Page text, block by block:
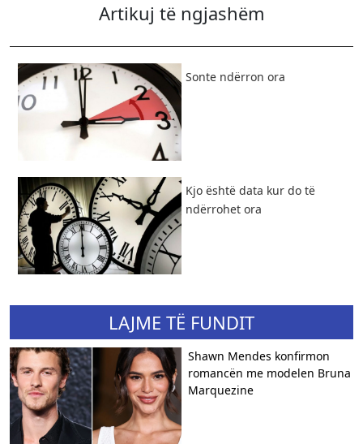
Artikuj të ngjashëm
​Sonte ndërron ora
Kjo është data kur do të
ndërrohet ora
LAJME TË FUNDIT
Shawn Mendes konfirmon
romancën me modelen Bruna
Marquezine